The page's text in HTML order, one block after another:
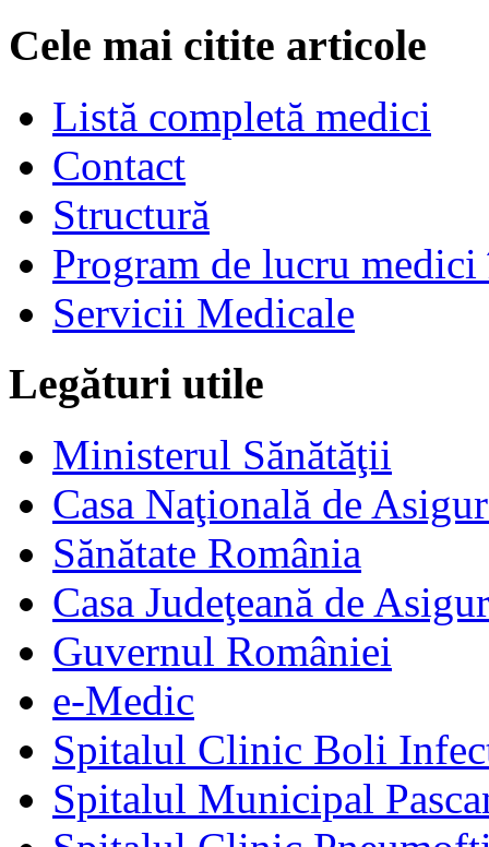
Cele mai citite articole
Listă completă medici
Contact
Structură
Program de lucru
Servicii Medicale
Legături utile
Ministerul Sănătăţii
Casa Naţională de
Sănătate România
Casa Judeţeană de
Guvernul României
e-Medic
Spitalul Clinic Boli
Spitalul Municipal